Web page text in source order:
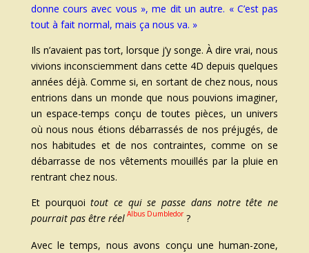
donne cours avec vous », me dit un autre. « C’est pas
tout à fait normal, mais ça nous va. »
Ils n’avaient pas tort, lorsque j’y songe. À dire vrai, nous
vivions inconsciemment dans cette 4D depuis quelques
années déjà. Comme si, en sortant de chez nous, nous
entrions dans un monde que nous pouvions imaginer,
un espace-temps conçu de toutes pièces, un univers
où nous nous étions débarrassés de nos préjugés, de
nos habitudes et de nos contraintes, comme on se
débarrasse de nos vêtements mouillés par la pluie en
rentrant chez nous.
Et pourquoitout ce qui se passe dans notre tête ne
pourrait pas être réelAlbus Dumbledor ?
Avec le temps, nous avons conçu une human-zone,